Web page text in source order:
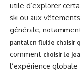
utile d’explorer
ski ou aux
générale,
pantalon fluide choisir
comment choisir le
l’expérience globale